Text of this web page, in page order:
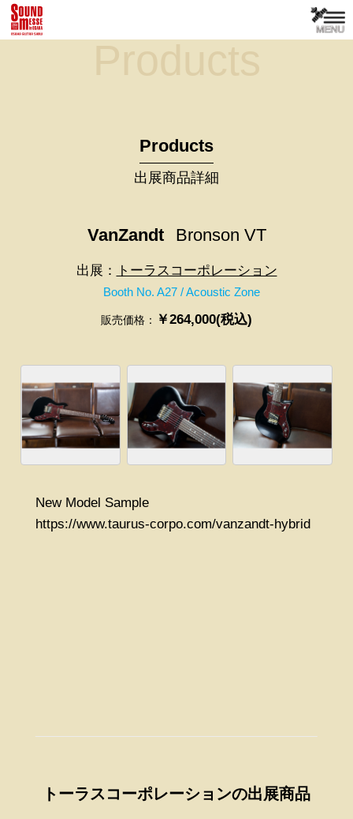
Products
Products
出展商品詳細
VanZandt Bronson VT
出展： トーラスコーポレーション
Booth No. A27 / Acoustic Zone
販売価格： ￥264,000(税込)
New Model Sample
https://www.taurus-corpo.com/vanzandt-hybrid
トーラスコーポレーションの出展商品